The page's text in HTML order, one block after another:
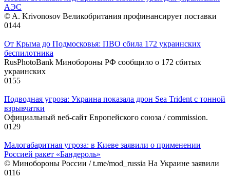
АЭС
© A. Krivonosov Великобритания профинансирует поставки
0144
От Крыма до Подмосковья: ПВО сбила 172 украинских
беспилотника
RusPhotoBank Минобороны РФ сообщило о 172 сбитых
украинских
0155
Подводная угроза: Украина показала дрон Sea Trident с тонной
взрывчатки
Официальный веб-сайт Европейского союза / commission.
0129
Малогабаритная угроза: в Киеве заявили о применении
Россией ракет «Бандероль»
© Минобороны России / t.me/mod_russia На Украине заявили
0116